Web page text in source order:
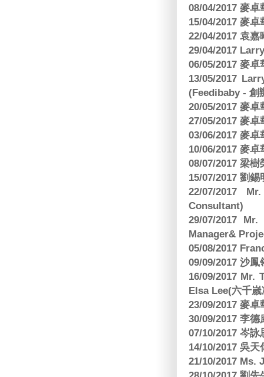
08/04/2017 麥
15/04/2017 麥
22/04/2017 袁
29/04/2017
06/05/2017 麥
13/05/2017
(Feedibaby - 創
20/05/2017 麥
27/05/2017 麥
03/06/2017 麥
10/06/2017 麥
08/07/2017 梁
15/07/2017 劉
22/07/2017
Consultant)
29/07/2017
Manager&
05/08/2017
09/09/2017 沙
16/09/2017 Mr.
Elsa Lee(六千
23/09/2017 麥
30/09/2017 李
07/10/2017 岑
14/10/2017 吳
21/10/2017 Ms.